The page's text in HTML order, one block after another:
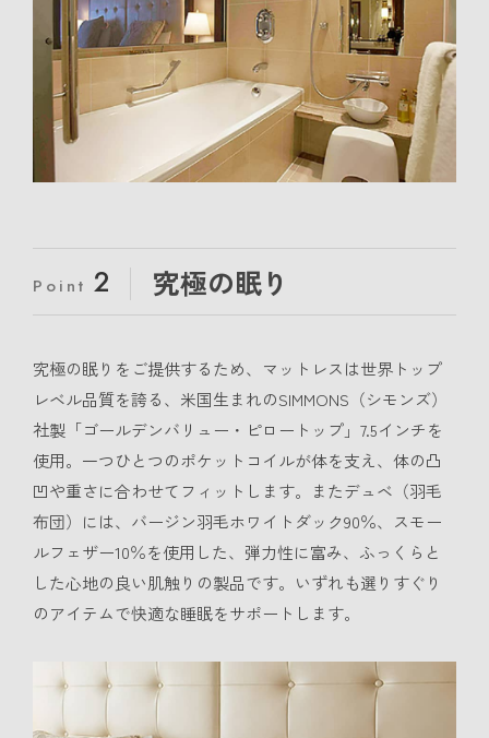
Point 2 究極の眠り
究極の眠りをご提供するため、マットレスは世界トップ
レベル品質を誇る、米国生まれのSIMMONS（シモンズ）
社製「ゴールデンバリュー・ピロートップ」7.5インチを
使用。一つひとつのポケットコイルが体を支え、体の凸
凹や重さに合わせてフィットします。またデュベ（羽毛
布団）には、バージン羽毛ホワイトダック90％、スモー
ルフェザー10％を使用した、弾力性に富み、ふっくらと
した心地の良い肌触りの製品です。いずれも選りすぐり
のアイテムで快適な睡眠をサポートします。